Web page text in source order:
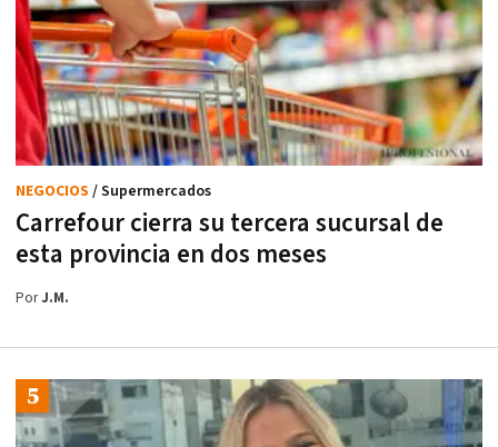
Carrefour cierra su tercera sucursal de
esta provincia en dos meses
NEGOCIOS / Supermercados
PorJ.M.